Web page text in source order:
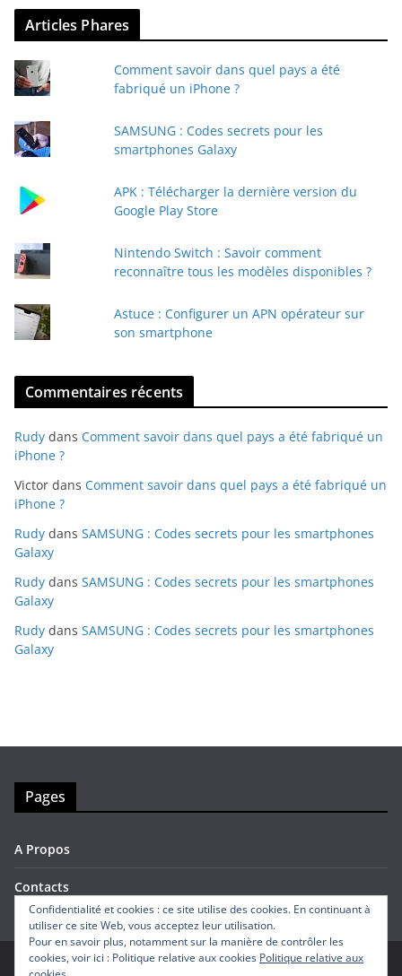
v
r
e
e
-
a
Articles Phares
Comment savoir dans quel pays a été
fabriqué un iPhone ?
SAMSUNG : Codes secrets pour les
smartphones Galaxy
APK : Télécharger la dernière version du
Google Play Store
Nintendo Switch : Savoir comment
reconnaître tous les modèles disponibles ?
Astuce : Configurer un APN opérateur sur
son smartphone
Commentaires récents
Rudy dans Comment savoir dans quel pays a été fabriqué un
iPhone ?
Victor dans Comment savoir dans quel pays a été fabriqué un
iPhone ?
Rudy dans SAMSUNG : Codes secrets pour les smartphones
Galaxy
Rudy dans SAMSUNG : Codes secrets pour les smartphones
Galaxy
Rudy dans SAMSUNG : Codes secrets pour les smartphones
Galaxy
Pages
A Propos
Contacts
Confidentialité et cookies : ce site utilise des cookies. En continuant à
utiliser ce site Web, vous acceptez leur utilisation.
Pour en savoir plus, notamment sur la manière de contrôler les
cookies, voir ici : Politique relative aux cookies Politique relative aux